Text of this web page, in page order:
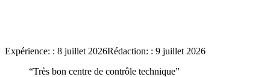
Expérience: : 8 juillet 2026Rédaction: : 9 juillet 2026
“Très bon centre de contrôle technique”